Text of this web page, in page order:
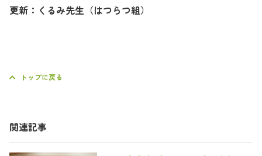
更新：くるみ先生（はつらつ組）
トップに戻る
関連記事